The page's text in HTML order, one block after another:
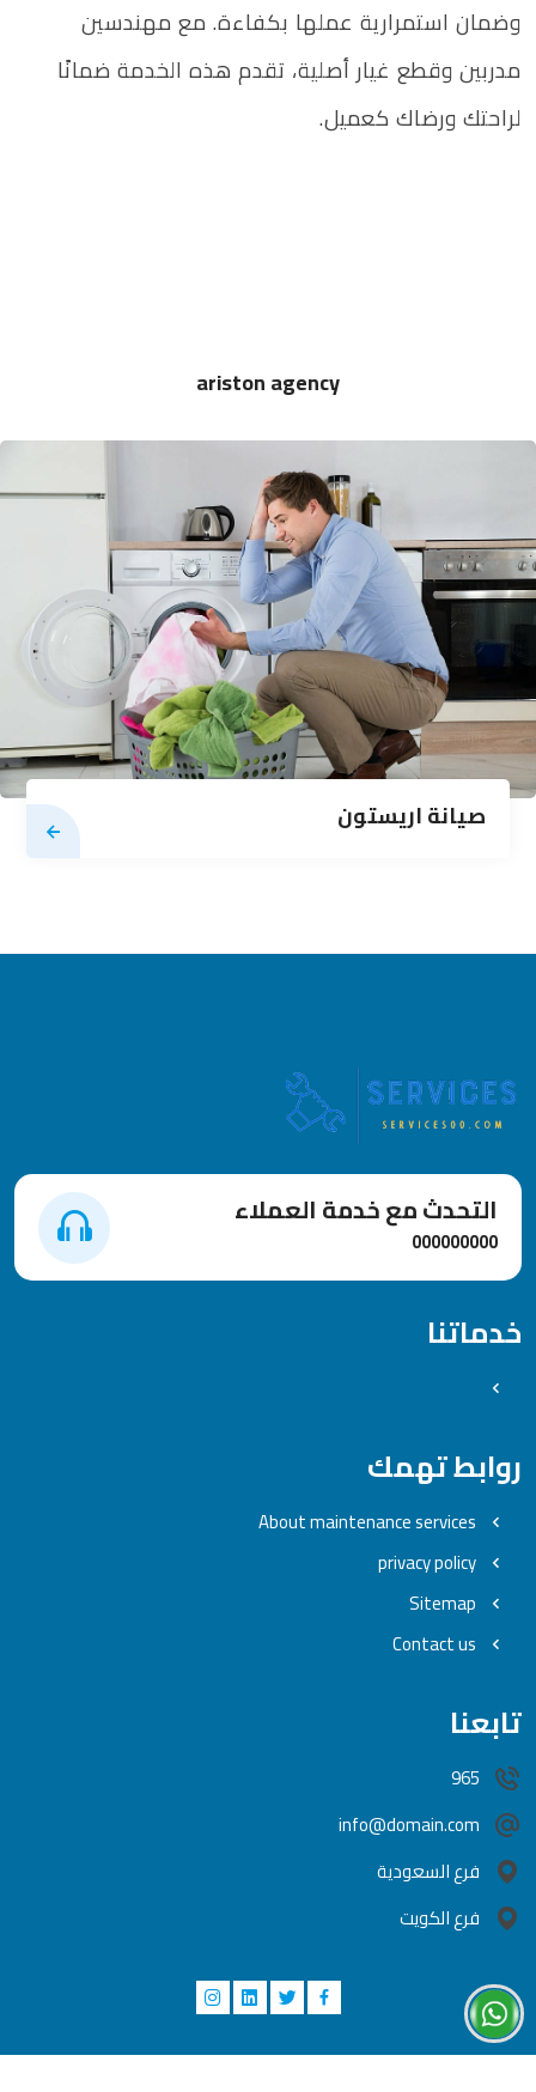
وضمان استمرارية عملها بكفاءة. مع مهندسين
مدربين وقطع غيار أصلية، تقدم هذه الخدمة ضمانًا
لراحتك ورضاك كعميل.
ariston agency
صيانة اريستون
التحدث مع خدمة العملاء
000000000
خدماتنا
روابط تهمك
تابعنا
965
info@domain.com
فرع السعودية
فرع الكويت